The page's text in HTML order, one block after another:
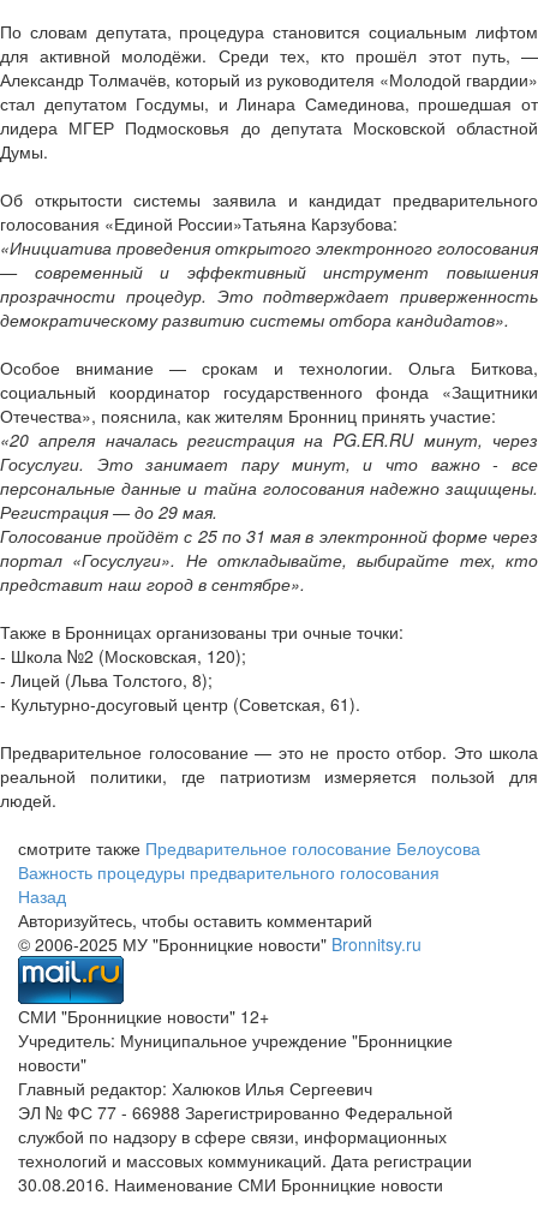
По словам депутата, процедура становится социальным лифтом
для активной молодёжи. Среди тех, кто прошёл этот путь, —
Александр Толмачёв, который из руководителя «Молодой гвардии»
стал депутатом Госдумы, и Линара Самединова, прошедшая от
лидера МГЕР Подмосковья до депутата Московской областной
Думы.
Об открытости системы заявила и кандидат предварительного
голосования «Единой России»Татьяна Карзубова:
«Инициатива проведения открытого электронного голосования
— современный и эффективный инструмент повышения
прозрачности процедур. Это подтверждает приверженность
демократическому развитию системы отбора кандидатов».
Особое внимание — срокам и технологии. Ольга Биткова,
социальный координатор государственного фонда «Защитники
Отечества», пояснила, как жителям Бронниц принять участие:
«20 апреля началась регистрация на PG.ER.RU минут, через
Госуслуги. Это занимает пару минут, и что важно - все
персональные данные и тайна голосования надежно защищены.
Регистрация — до 29 мая.
Голосование пройдёт с 25 по 31 мая в электронной форме через
портал «Госуслуги». Не откладывайте, выбирайте тех, кто
представит наш город в сентябре».
Также в Бронницах организованы три очные точки:
- Школа №2 (Московская, 120);
- Лицей (Льва Толстого, 8);
- Культурно-досуговый центр (Советская, 61).
Предварительное голосование — это не просто отбор. Это школа
реальной политики, где патриотизм измеряется пользой для
людей.
смотрите также Предварительное голосование Белоусова
Важность процедуры предварительного голосования
Назад
Авторизуйтесь, чтобы оставить комментарий
© 2006-2025 МУ "Бронницкие новости" Bronnitsy.ru
СМИ "Бронницкие новости" 12+
Учредитель: Муниципальное учреждение "Бронницкие
новости"
Главный редактор: Халюков Илья Сергеевич
ЭЛ № ФС 77 - 66988 Зарегистрированно Федеральной
службой по надзору в сфере связи, информационных
технологий и массовых коммуникаций. Дата регистрации
30.08.2016. Наименование СМИ Бронницкие новости